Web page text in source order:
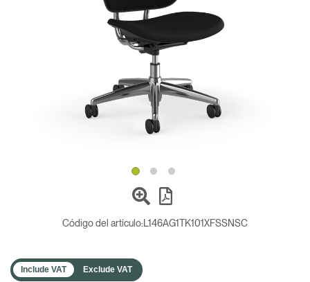
Instagram
Opens
Humanscale
Opens
Pinterest
Opens
to
YouTube
Código del artículo:L146AG1TK101XFSSNSC
Include VAT Exclude VAT